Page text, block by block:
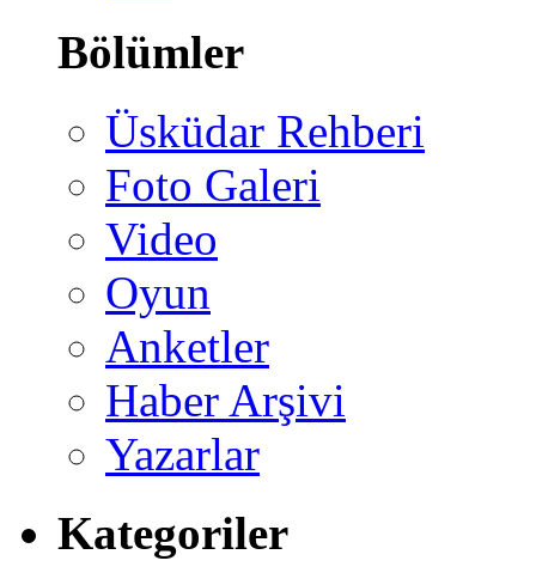
Bölümler
Üsküdar Rehberi
Foto Galeri
Video
Oyun
Anketler
Haber Arşivi
Yazarlar
Kategoriler